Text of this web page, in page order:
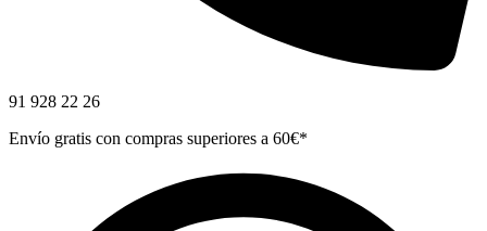
91 928 22 26
Envío gratis con compras superiores a 60€*